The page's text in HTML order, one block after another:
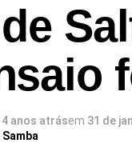
4 anos atrásem 31 de